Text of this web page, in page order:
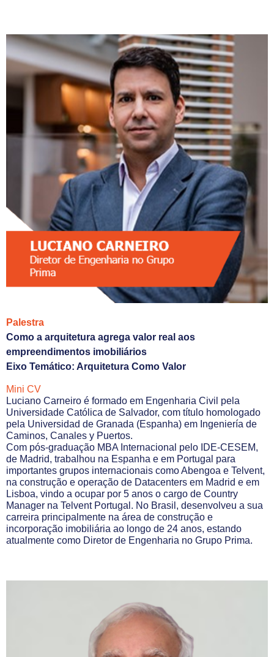
Palestra
Como a arquitetura agrega valor real aos
empreendimentos imobiliários
Eixo Temático: Arquitetura Como Valor
Mini CV
Luciano Carneiro é formado em Engenharia Civil pela
Universidade Católica de Salvador, com título homologado
pela Universidad de Granada (Espanha) em Ingeniería de
Caminos, Canales y Puertos.
Com pós-graduação MBA Internacional pelo IDE-CESEM,
de Madrid, trabalhou na Espanha e em Portugal para
importantes grupos internacionais como Abengoa e Telvent,
na construção e operação de Datacenters em Madrid e em
Lisboa, vindo a ocupar por 5 anos o cargo de Country
Manager na Telvent Portugal. No Brasil, desenvolveu a sua
carreira principalmente na área de construção e
incorporação imobiliária ao longo de 24 anos, estando
atualmente como Diretor de Engenharia no Grupo Prima.